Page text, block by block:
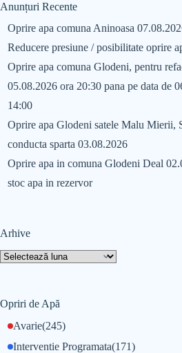
Anunțuri Recente
Oprire apa comuna Aninoasa
Reducere presiune / posibilitate oprire
Oprire apa comuna Glodeni, pentru
05.08.2026 ora 20:30 pana pe data de
14:00
Oprire apa Glodeni satele Malu Mierii,
conducta sparta 03.08.2026
Oprire apa in comuna Glodeni Deal
stoc apa in rezervor
Arhive
Opriri de Apă
Avarie(245)
Interventie Programata(171)